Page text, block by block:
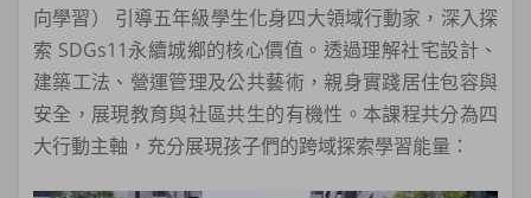
向學習） 引導五年級學生化身四大領域行動家，深入探
索 SDGs11永續城鄉的核心價值。透過理解社宅設計、
建築工法、營運管理及公共藝術，親身實踐居住包容與
安全，展現教育與社區共生的有機性。本課程共分為四
大行動主軸，充分展現孩子們的跨域探索學習能量：